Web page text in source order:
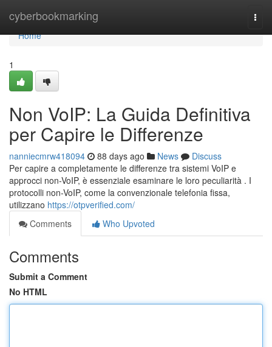
cyberbookmarking
Home
Home
1
Non VoIP: La Guida Definitiva
per Capire le Differenze
nanniecmrw418094 88 days ago News
Discuss
Per capire a completamente le differenze tra sistemi VoIP e
approcci non-VoIP, è essenziale esaminare le loro peculiarità . I
protocolli non-VoIP, come la convenzionale telefonia fissa,
utilizzano https://otpverified.com/
Comments
Who Upvoted
Comments
Submit a Comment
No HTML